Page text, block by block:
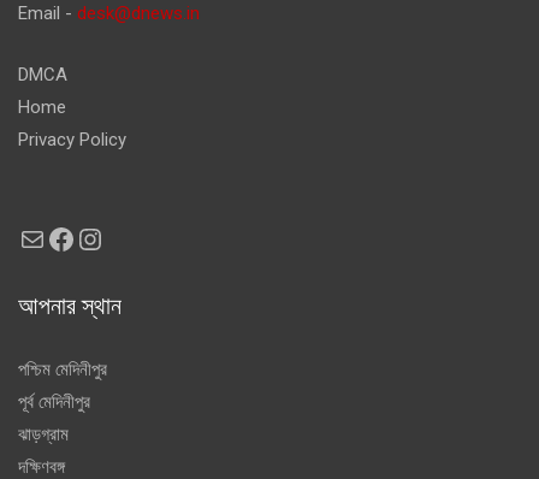
Email - desk@dnews.in
DMCA
Home
Privacy Policy
MailFacebook
Instagram
আপনার স্থান
পশ্চিম মেদিনীপুর
পূর্ব মেদিনীপুর
ঝাড়গ্রাম
দক্ষিণবঙ্গ